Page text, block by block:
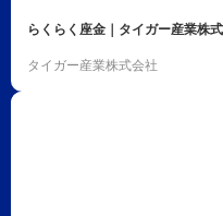
らくらく座金｜タイガー産業株
タイガー産業株式会社